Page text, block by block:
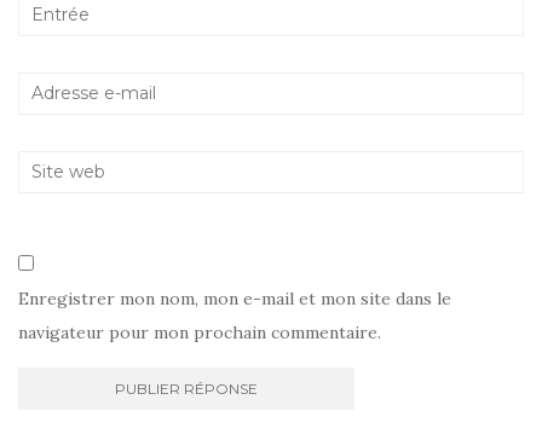
Enregistrer mon nom, mon e-mail et mon site dans le
navigateur pour mon prochain commentaire.